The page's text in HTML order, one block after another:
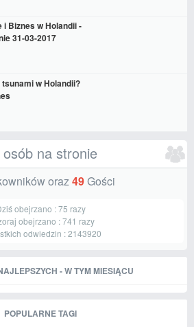
i Biznes w Holandii -
31-03-2017
w Holandii?
na stronie
oraz49Gości
obejrzano :75 razy
obejrzano :741 razy
odwiedzin :2143920
- W TYM MIESIĄCU
POPULARNE TAGI